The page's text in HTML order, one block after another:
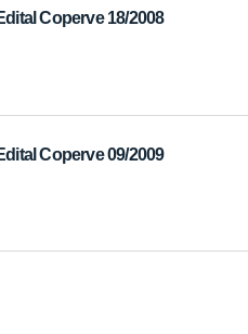
Coperve 18/2008
Coperve 09/2009